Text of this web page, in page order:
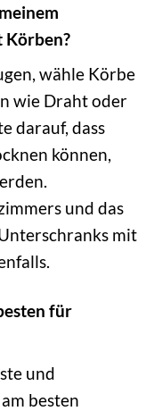
Körben?
wähle Körbe
wie Draht oder
darauf, dass
können,
und das
mit
für
und
besten